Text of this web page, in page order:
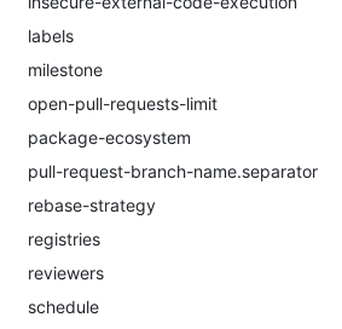
labels
milestone
open-pull-requests-limit
package-ecosystem
pull-request-branch-name.separator
rebase-strategy
registries
reviewers
schedule